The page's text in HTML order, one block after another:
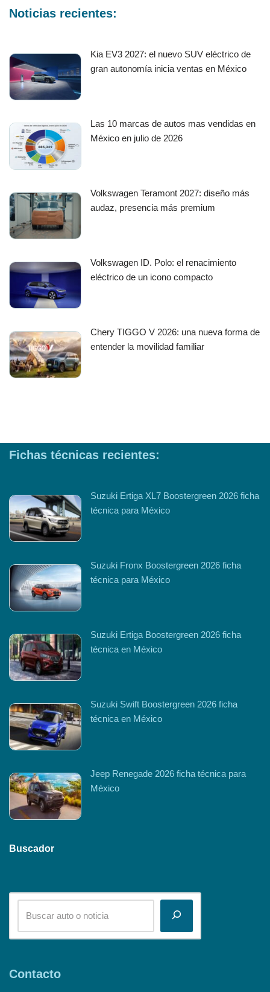
Noticias recientes:
Kia EV3 2027: el nuevo SUV eléctrico de
gran autonomía inicia ventas en México
Las 10 marcas de autos mas vendidas en
México en julio de 2026
Volkswagen Teramont 2027: diseño más
audaz, presencia más premium
Volkswagen ID. Polo: el renacimiento
eléctrico de un icono compacto
Chery TIGGO V 2026: una nueva forma de
entender la movilidad familiar
Fichas técnicas recientes:
Suzuki Ertiga XL7 Boostergreen 2026 ficha
técnica para México
Suzuki Fronx Boostergreen 2026 ficha
técnica para México
Suzuki Ertiga Boostergreen 2026 ficha
técnica en México
Suzuki Swift Boostergreen 2026 ficha
técnica en México
Jeep Renegade 2026 ficha técnica para
México
Buscador
Contacto